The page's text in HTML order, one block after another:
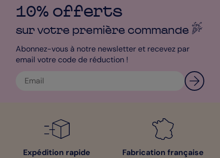
10% offerts
sur votre première commande
Abonnez-vous à notre newsletter et recevez par
email votre code de réduction !
Expédition rapide Fabrication française